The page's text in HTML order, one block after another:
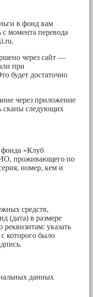
в фонд вам
с момента перевода
.
через сайт —
при
будет достаточно
через приложение
сканы следующих
фонда «Клуб
проживающего по
номер, кем и
средств,
(дата) в размере
указать
которого было
данных